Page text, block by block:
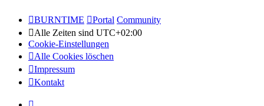
BURNTIME Portal Community
Alle Zeiten sind UTC+02:00
Cookie-Einstellungen
Alle Cookies löschen
Impressum
Kontakt